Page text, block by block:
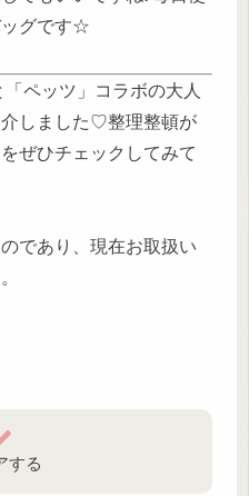
ッグです☆
ペッツ」コラボの大人
しました♡整理整頓が
ぜひチェックしてみて
であり、現在お取扱い
する